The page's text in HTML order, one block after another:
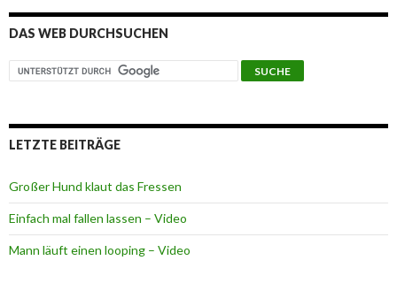
DAS WEB DURCHSUCHEN
LETZTE BEITRÄGE
Großer Hund klaut das Fressen
Einfach mal fallen lassen – Video
Mann läuft einen looping – Video